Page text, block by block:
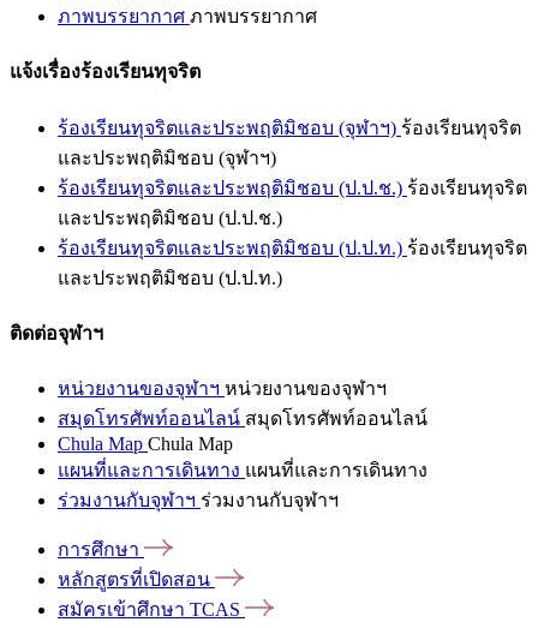
ภาพบรรยากาศ ภาพบรรยากาศ
แจ้งเรื่องร้องเรียนทุจริต
ร้องเรียนทุจริตและประพฤติมิชอบ (จุฬาฯ) ร้องเรียนทุจริต
และประพฤติมิชอบ (จุฬาฯ)
ร้องเรียนทุจริตและประพฤติมิชอบ (ป.ป.ช.) ร้องเรียนทุจริต
และประพฤติมิชอบ (ป.ป.ช.)
ร้องเรียนทุจริตและประพฤติมิชอบ (ป.ป.ท.) ร้องเรียนทุจริต
และประพฤติมิชอบ (ป.ป.ท.)
ติดต่อจุฬาฯ
หน่วยงานของจุฬาฯ หน่วยงานของจุฬาฯ
สมุดโทรศัพท์ออนไลน์ สมุดโทรศัพท์ออนไลน์
Chula Map Chula Map
แผนที่และการเดินทาง แผนที่และการเดินทาง
ร่วมงานกับจุฬาฯ ร่วมงานกับจุฬาฯ
การศึกษา
หลักสูตรที่เปิดสอน
สมัครเข้าศึกษา TCAS